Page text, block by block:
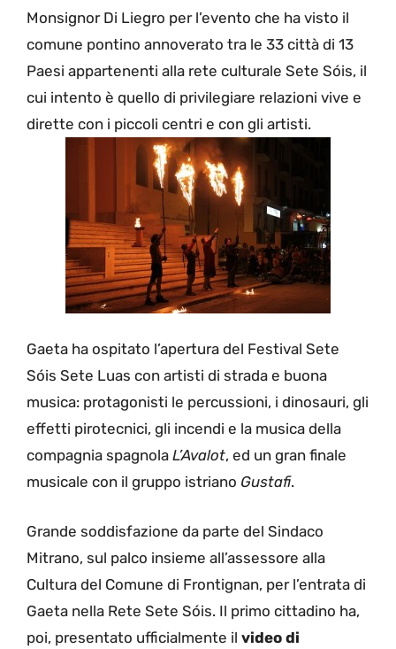
Monsignor Di Liegro per l’evento che ha visto il
comune pontino annoverato tra le 33 città di 13
Paesi appartenenti alla rete culturale Sete Sóis, il
cui intento è quello di privilegiare relazioni vive e
dirette con i piccoli centri e con gli artisti.
Gaeta ha ospitato l’apertura del Festival Sete
Sóis Sete Luas con artisti di strada e buona
musica: protagonisti le percussioni, i dinosauri, gli
effetti pirotecnici, gli incendi e la musica della
compagnia spagnola L’Avalot, ed un gran finale
musicale con il gruppo istriano Gustafi.
Grande soddisfazione da parte del Sindaco
Mitrano, sul palco insieme all’assessore alla
Cultura del Comune di Frontignan, per l’entrata di
Gaeta nella Rete Sete Sóis. Il primo cittadino ha,
poi, presentato ufficialmente il video di